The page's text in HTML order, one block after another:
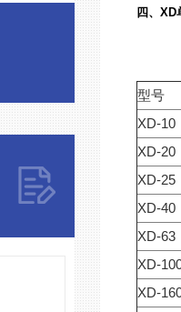
四、XD
型号
XD-10
XD-20
XD-25
XD-40
XD-63
XD-
XD-